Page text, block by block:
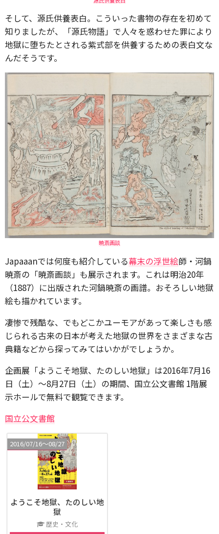
そして、源氏供養表白。こういった書物の存在を初めて
知りましたが、「源氏物語」で人々を惑わせた罪により
地獄に堕ちたとされる紫式部を供養するための表白文な
んだそうです。
暁斎画談
Japaaanでは何度も紹介している幕末の浮世絵師・河鍋
暁斎の「暁斎画談」も展示されます。これは明治20年
（1887）に出版された河鍋暁斎の画譜。おそろしい地獄
絵も描かれています。
凄惨で残酷な、でもどこかユーモアがあって楽しさも感
じられる古来の日本が考えた地獄の世界をさまざまな古
典籍などから探ってみてはいかがでしょうか。
企画展「ようこそ地獄、たのしい地獄」は2016年7月16
日（土）～8月27日（土）の期間、国立公文書館 1階展
示ホールで無料で観覧できます。
国立公文書館
2016/07/16〜08/27
ようこそ地獄、たのしい地
獄
歴史・文化